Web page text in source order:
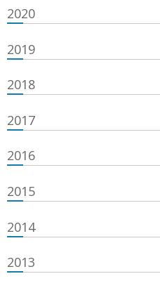
2020
2019
2018
2017
2016
2015
2014
2013